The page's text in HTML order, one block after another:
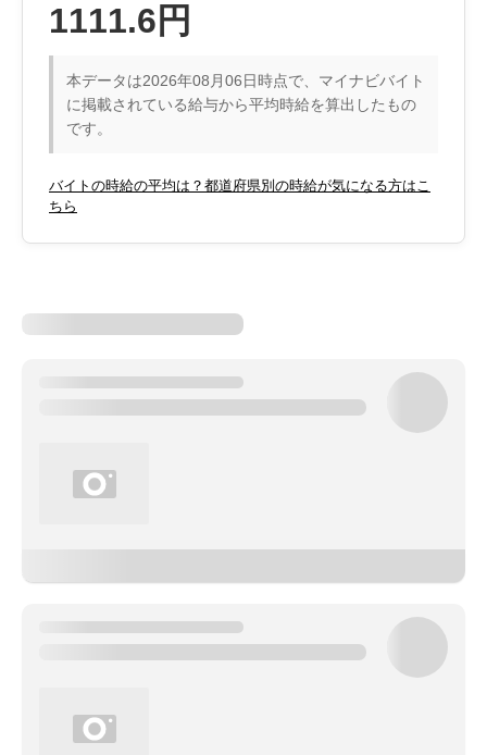
1111.6円
本データは2026年08月06日時点で、マイナビバイト
に掲載されている給与から平均時給を算出したもの
です。
バイトの時給の平均は？都道府県別の時給が気になる方はこ
ちら